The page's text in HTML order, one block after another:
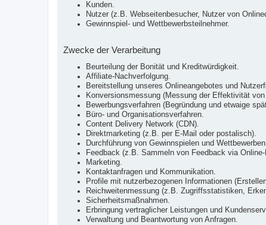
Kunden.
Nutzer (z.B. Webseitenbesucher, Nutzer von
Gewinnspiel- und Wettbewerbsteilnehmer.
Zwecke der Verarbeitung
Beurteilung der Bonität und Kreditwürdigkeit.
Affiliate-Nachverfolgung.
Bereitstellung unseres Onlineangebotes und
Konversionsmessung (Messung der Effektivität
Bewerbungsverfahren (Begründung und etwaige
Büro- und Organisationsverfahren.
Content Delivery Network (CDN).
Direktmarketing (z.B. per E-Mail oder postalisch).
Durchführung von Gewinnspielen und
Feedback (z.B. Sammeln von Feedback via Online-
Marketing.
Kontaktanfragen und Kommunikation.
Profile mit nutzerbezogenen Informationen
Reichweitenmessung (z.B. Zugriffsstatistiken,
Sicherheitsmaßnahmen.
Erbringung vertraglicher Leistungen und
Verwaltung und Beantwortung von Anfragen.